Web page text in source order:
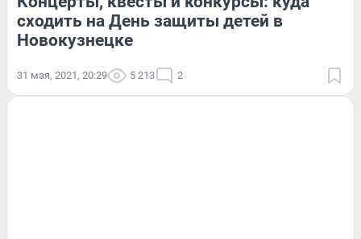
сходить на День защиты детей в
Новокузнецке
31 мая, 2021, 20:29 5 213 2